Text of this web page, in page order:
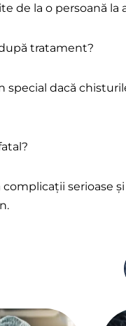
de la o persoană
tratament?
special dacă
serioase